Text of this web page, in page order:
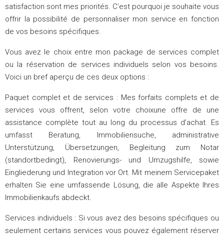
satisfaction sont mes priorités. C’est pourquoi je souhaite vous
offrir la possibilité de personnaliser mon service en fonction
de vos besoins spécifiques.
Vous avez le choix entre mon package de services complet
ou la réservation de services individuels selon vos besoins.
Voici un bref aperçu de ces deux options :
Paquet complet et de services : Mes forfaits complets et de
services vous offrent, selon votre choixune offre de une
assistance complète tout au long du processus d’achat. Es
umfasst Beratung, Immobiliensuche, administrative
Unterstützung, Übersetzungen, Begleitung zum Notar
(standortbedingt), Renovierungs- und Umzugshilfe, sowie
Eingliederung und Integration vor Ort. Mit meinem Servicepaket
erhalten Sie eine umfassende Lösung, die alle Aspekte Ihres
Immobilienkaufs abdeckt.
Services individuels : Si vous avez des besoins spécifiques ou
seulement certains services vous pouvez également réserver